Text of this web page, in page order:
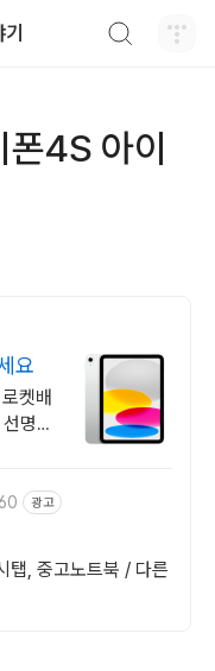
4S 아이
요
켓배
명한
광고
탭, 중고노트북 / 다른